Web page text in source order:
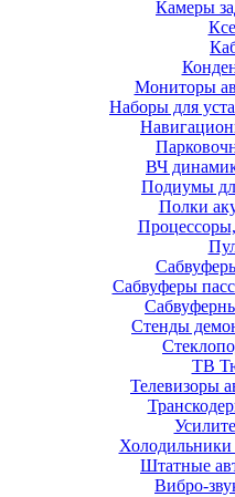
Камеры
Мониторы
Наборы для
ВЧ
Подиумы
Полки
Сабвуферы
Стенды
ТВ
Телевизоры
Холодильники
Штатные
Вибро-